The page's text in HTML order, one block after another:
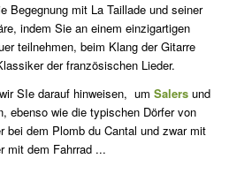
Begegnung mit La Taillade und seiner
indem Sie an einem einzigartigen
teilnehmen, beim Klang der Gitarre
der französischen Lieder.
SIe darauf hinweisen, um Salersund
ebenso wie die typischen Dörfer von
bei dem Plomb du Cantal und zwar mit
mit dem Fahrrad ...